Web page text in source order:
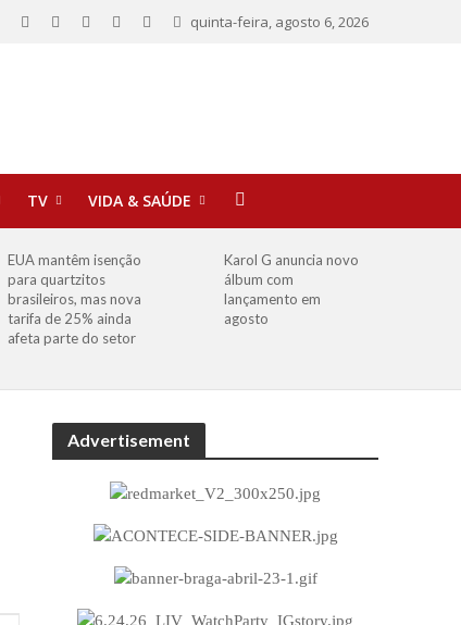
quinta-feira, agosto 6, 2026
TV VIDA & SAÚDE
EUA mantêm isenção
para quartzitos
brasileiros, mas nova
tarifa de 25% ainda
afeta parte do setor
Karol G anuncia novo
álbum com
lançamento em
agosto
Advertisement